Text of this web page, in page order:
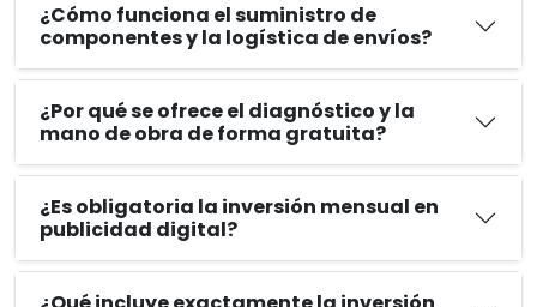
¿Cómo funciona el suministro de
componentes y la logística de envíos?
¿Por qué se ofrece el diagnóstico y la
mano de obra de forma gratuita?
¿Es obligatoria la inversión mensual en
publicidad digital?